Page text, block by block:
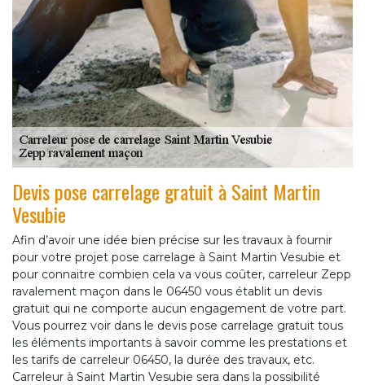
Devis pose carrelage gratuit à Saint Martin
Vesubie
Afin d’avoir une idée bien précise sur les travaux à fournir
pour votre projet pose carrelage à Saint Martin Vesubie et
pour connaitre combien cela va vous coûter, carreleur Zepp
ravalement maçon dans le 06450 vous établit un devis
gratuit qui ne comporte aucun engagement de votre part.
Vous pourrez voir dans le devis pose carrelage gratuit tous
les éléments importants à savoir comme les prestations et
les tarifs de carreleur 06450, la durée des travaux, etc.
Carreleur à Saint Martin Vesubie sera dans la possibilité